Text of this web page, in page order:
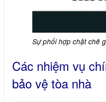
Sự phối hợp chặt chẽ
Các nhiệm vụ
bảo vệ tòa nhà